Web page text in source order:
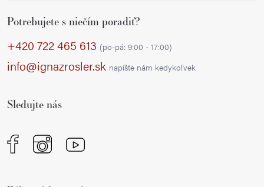
Potrebujete s niečím poradiť?
+420 722 465 613 (po-pá: 9:00 - 17:00)
info@ignazrosler.sk napíšte nám kedykoľvek
Sledujte nás